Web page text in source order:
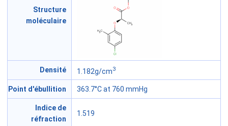
Structure
moléculaire
Densité 1.182g/cm3
Point d'ébullition 363.7°C at 760 mmHg
Indice de
réfraction
1.519